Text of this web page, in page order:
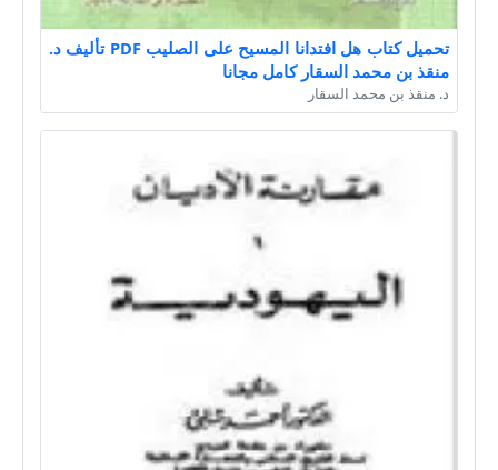
تحميل كتاب هل افتدانا المسيح على الصليب PDF تأليف د.
منقذ بن محمد السقار كامل مجانا
د. منقذ بن محمد السقار